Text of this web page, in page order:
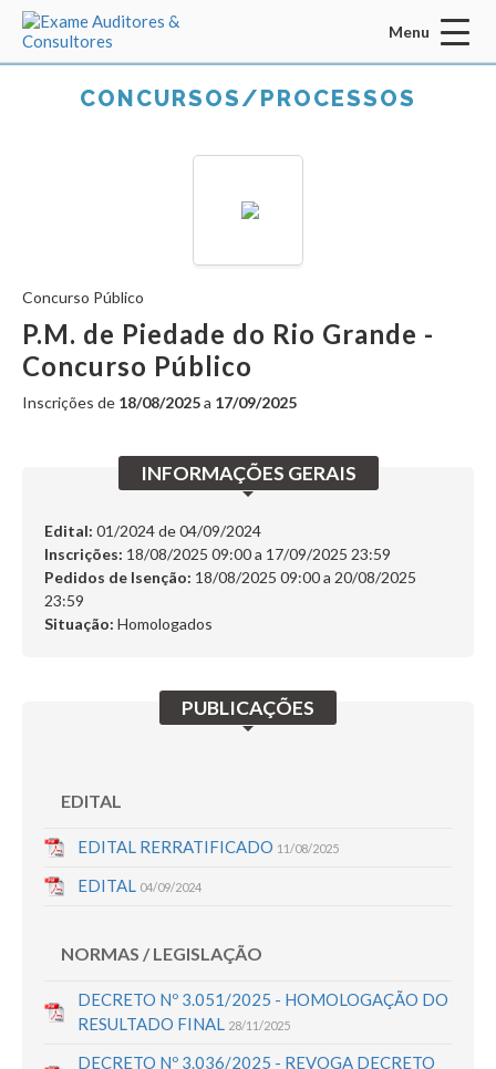
Acessar Área do Candidato:
ENTRAR
Esqueci a senha
INÍCIO
MISSÃO / VISÃO / VALORES
DÚVIDAS
CERTIFICADO
Menu
CONCURSOS/PROCESSOS
Concurso Público
P.M. de Piedade do Rio Grande -
Concurso Público
Inscrições de 18/08/2025a 17/09/2025
INFORMAÇÕES GERAIS
Edital: 01/2024 de04/09/2024
Inscrições: 18/08/2025 09:00 a 17/09/2025 23:59
Pedidos de Isenção: 18/08/2025 09:00 a 20/08/2025
23:59
Situação: Homologados
PUBLICAÇÕES
EDITAL
EDITAL RERRATIFICADO 11/08/2025
EDITAL 04/09/2024
NORMAS / LEGISLAÇÃO
DECRETO Nº 3.051/2025 - HOMOLOGAÇÃO DO
RESULTADO FINAL 28/11/2025
DECRETO Nº 3.036/2025 - REVOGA DECRETO